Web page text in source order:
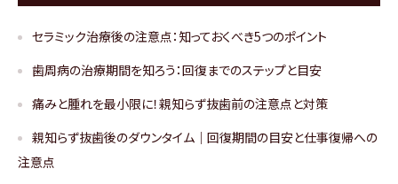
セラミック治療後の注意点：知っておくべき5つのポイント
歯周病の治療期間を知ろう：回復までのステップと目安
痛みと腫れを最小限に！親知らず抜歯前の注意点と対策
親知らず抜歯後のダウンタイム｜回復期間の目安と仕事復帰への
注意点